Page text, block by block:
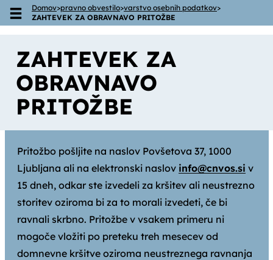
Skoči na vsebino
Domov>pravno obvestilo>varstvo osebnih podatkov>
ZAHTEVEK ZA OBRAVNAVO PRITOŽBE
ZAHTEVEK ZA
OBRAVNAVO
PRITOŽBE
Pritožbo pošljite na naslov Povšetova 37, 1000
Ljubljana ali na elektronski naslov info@cnvos.si v
15 dneh, odkar ste izvedeli za kršitev ali neustrezno
storitev oziroma bi za to morali izvedeti, če bi
ravnali skrbno. Pritožbe v vsakem primeru ni
mogoče vložiti po preteku treh mesecev od
domnevne kršitve oziroma neustreznega ravnanja